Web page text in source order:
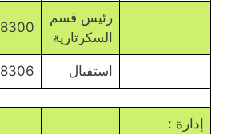
رئيس قسم
السكرتارية
8300
استقبال 8306
إدارة :